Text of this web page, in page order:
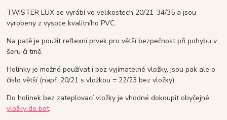
TWISTER LUX se vyrábí ve velikostech 20/21-34/35 a jsou
vyrobeny z vysoce kvalitního PVC.
Na patě je použit reflexní prvek pro větší bezpečnost při pohybu v
šeru či tmě.
Holínky je možné používat i bez vyjímatelné vložky, jsou pak ale o
číslo větší (např. 20/21 s vložkou = 22/23 bez vložky).
Do holinek bez zateplovací vložky je vhodné dokoupit obyčejné
vložky do bot.